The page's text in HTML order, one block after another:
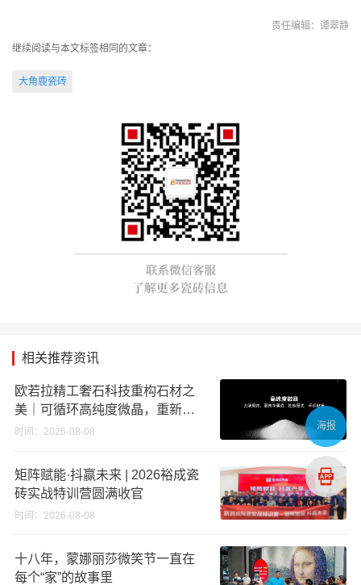
责任编辑：谭翠静
继续阅读与本文标签相同的文章：
大角鹿瓷砖
相关推荐资讯
欧若拉精工奢石科技重构石材之
美｜可循环高纯度微晶，重新定
义高端奢石原料
时间：2026-08-08
矩阵赋能·抖赢未来 | 2026裕成瓷
砖实战特训营圆满收官
时间：2026-08-08
十八年，蒙娜丽莎微笑节一直在
每个“家”的故事里
海报